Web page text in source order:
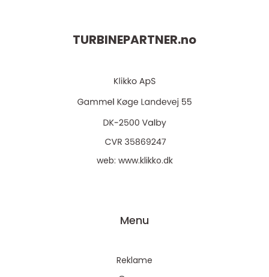
TURBINEPARTNER.no
web: www.klikko.dk
Menu
Reklame